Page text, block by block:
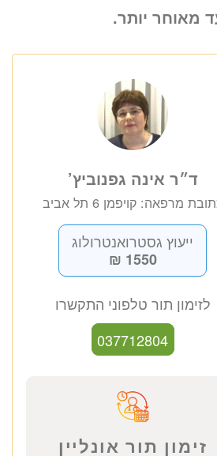
מאוחר יותר.
ד״ר אינה גפנוביץ’
מרפאה: קויפמן 6 תל אביב
1550 ₪
תור טלפוני התקשרו